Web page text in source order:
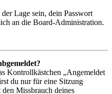
Lage sein, dein Passwort
an die Board-Administration.
Kontrollkästchen „Angemeldet
du nur für eine Sitzung
Missbrauch deines